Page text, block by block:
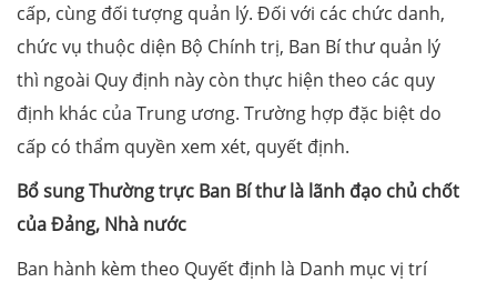
cấp, cùng đối tượng quản lý. Đối với các chức danh,
chức vụ thuộc diện Bộ Chính trị, Ban Bí thư quản lý
thì ngoài Quy định này còn thực hiện theo các quy
định khác của Trung ương. Trường hợp đặc biệt do
cấp có thẩm quyền xem xét, quyết định.
Bổ sung Thường trực Ban Bí thư là lãnh đạo chủ chốt
của Đảng, Nhà nước
Ban hành kèm theo Quyết định là Danh mục vị trí